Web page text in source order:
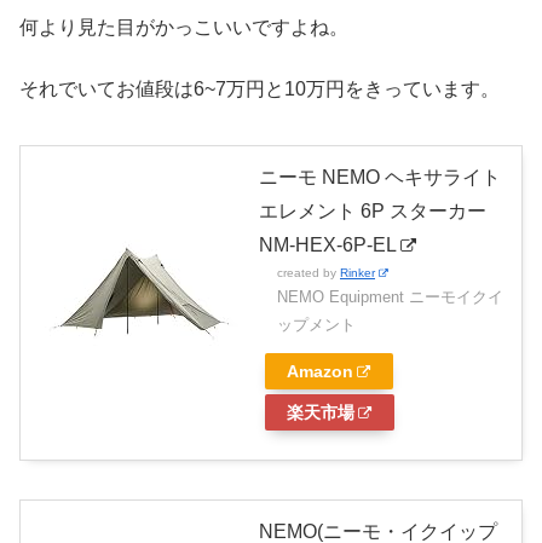
何より見た目がかっこいいですよね。
それでいてお値段は6~7万円と10万円をきっています。
ニーモ NEMO ヘキサライト
エレメント 6P スターカー
NM-HEX-6P-EL
created by Rinker
NEMO Equipment ニーモイクイ
ップメント
Amazon
楽天市場
NEMO(ニーモ・イクイップ